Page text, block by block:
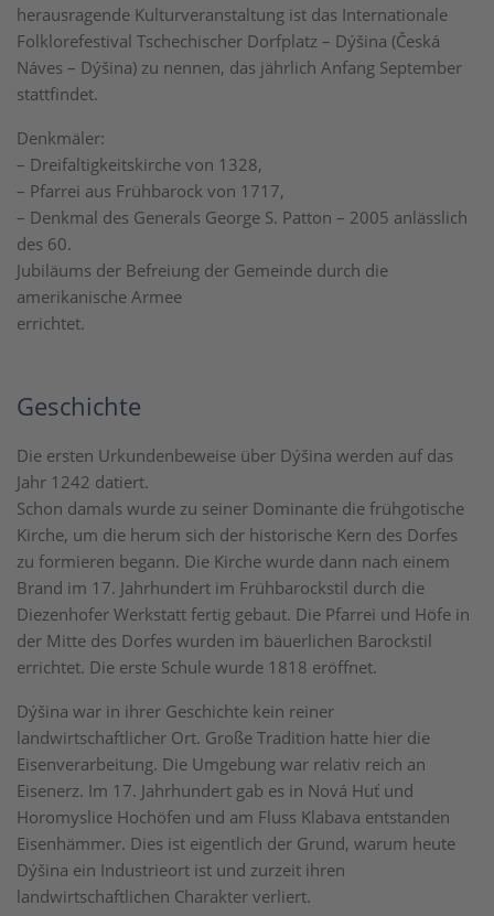
herausragende Kulturveranstaltung ist das Internationale
Folklorefestival Tschechischer Dorfplatz – Dýšina (Česká
Náves – Dýšina) zu nennen, das jährlich Anfang September
stattfindet.
Denkmäler:
– Dreifaltigkeitskirche von 1328,
– Pfarrei aus Frühbarock von 1717,
– Denkmal des Generals George S. Patton – 2005 anlässlich
des 60.
Jubiläums der Befreiung der Gemeinde durch die
amerikanische Armee
errichtet.
Geschichte
Die ersten Urkundenbeweise über Dýšina werden auf das
Jahr 1242 datiert.
Schon damals wurde zu seiner Dominante die frühgotische
Kirche, um die herum sich der historische Kern des Dorfes
zu formieren begann. Die Kirche wurde dann nach einem
Brand im 17. Jahrhundert im Frühbarockstil durch die
Diezenhofer Werkstatt fertig gebaut. Die Pfarrei und Höfe in
der Mitte des Dorfes wurden im bäuerlichen Barockstil
errichtet. Die erste Schule wurde 1818 eröffnet.
Dýšina war in ihrer Geschichte kein reiner
landwirtschaftlicher Ort. Große Tradition hatte hier die
Eisenverarbeitung. Die Umgebung war relativ reich an
Eisenerz. Im 17. Jahrhundert gab es in Nová Huť und
Horomyslice Hochöfen und am Fluss Klabava entstanden
Eisenhämmer. Dies ist eigentlich der Grund, warum heute
Dýšina ein Industrieort ist und zurzeit ihren
landwirtschaftlichen Charakter verliert.